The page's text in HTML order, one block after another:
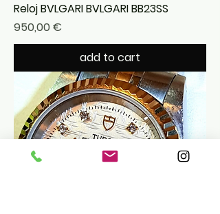
Reloj BVLGARI BVLGARI BB23SS
Precio
950,00 €
add to cart